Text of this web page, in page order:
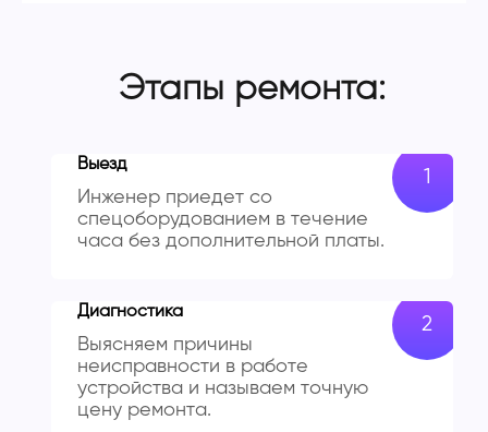
Этапы ремонта:
Выезд
Инженер приедет со
спецоборудованием в течение
часа без дополнительной платы.
Диагностика
Выясняем причины
неисправности в работе
устройства и называем точную
цену ремонта.